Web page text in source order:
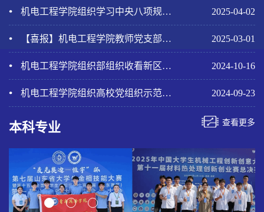
机电工程学院组织学习中央八项规定精神 2025-04-02
【喜报】机电工程学院教师党支部通过山东高校党建工作样板支... 2025-03-01
机电工程学院组织部组织收看新区产业进高校推介活动 2024-10-16
机电工程学院组织高校党组织示范微党课 2024-09-23
本科专业 查看更多